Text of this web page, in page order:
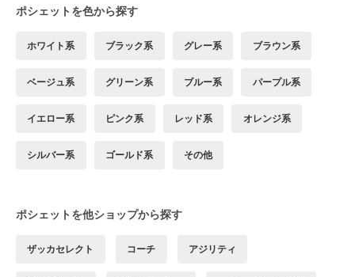
ポシェットを色から探す
ホワイト系 ブラック系 グレー系 ブラウン系
ベージュ系 グリーン系 ブルー系 パープル系
イエロー系 ピンク系 レッド系 オレンジ系
シルバー系 ゴールド系 その他
ポシェットを他ショップから探す
ザッカセレクト コーチ アジリティ